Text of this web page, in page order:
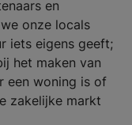
en
onze locals
iets eigens geeft;
het maken van
een woning is of
zakelijke markt